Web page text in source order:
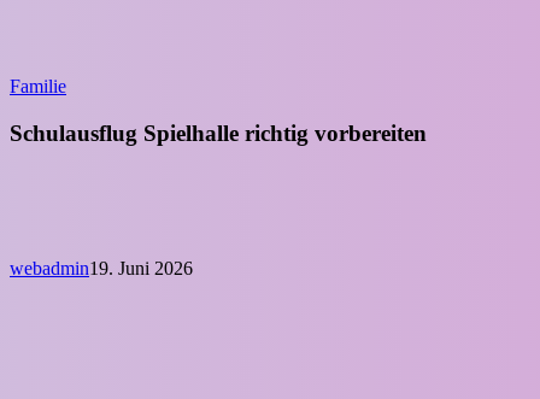
Familie
Schulausflug Spielhalle richtig vorbereiten
webadmin19. Juni 2026